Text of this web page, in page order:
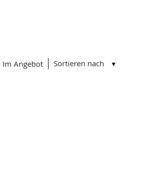
Im Angebot Sortieren nach